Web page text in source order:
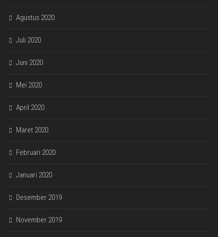
Agustus 2020
Juli 2020
Juni 2020
Mei 2020
April 2020
Maret 2020
Februari 2020
Januari 2020
Desember 2019
November 2019